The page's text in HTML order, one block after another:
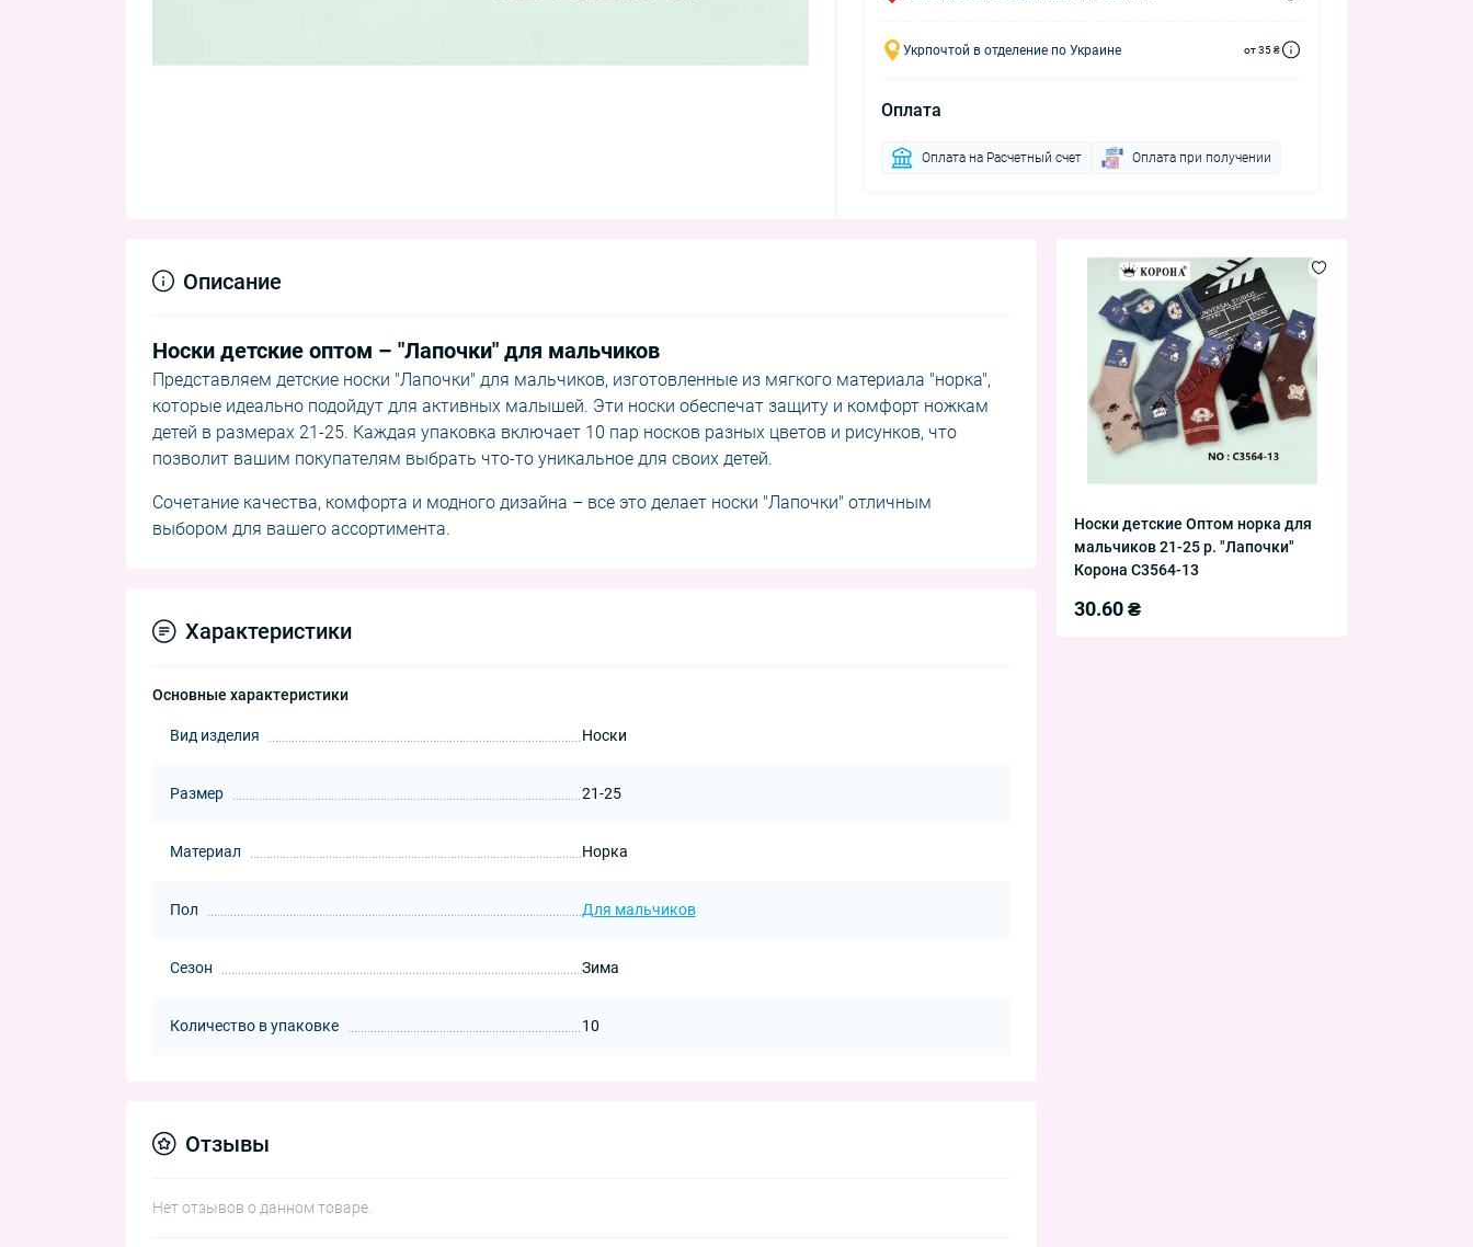
Укрпочтой в отделение по Украине от 35 ₴
Оплата
Оплата на Расчетный счет Оплата при получении
Носки детские Оптом норка для
мальчиков 21-25 р. "Лапочки"
Корона C3564-13
30.60 ₴
Описание
Носки детские оптом – "Лапочки" для мальчиков
Представляем детские носки "Лапочки" для мальчиков, изготовленные из мягкого материала "норка",
которые идеально подойдут для активных малышей. Эти носки обеспечат защиту и комфорт ножкам
детей в размерах 21-25. Каждая упаковка включает 10 пар носков разных цветов и рисунков, что
позволит вашим покупателям выбрать что-то уникальное для своих детей.
Сочетание качества, комфорта и модного дизайна – все это делает носки "Лапочки" отличным
выбором для вашего ассортимента.
Характеристики
Основные характеристики
Вид изделия Носки
Размер 21-25
Материал Норка
Пол Для мальчиков
Сезон Зима
Количество в упаковке 10
Отзывы
Нет отзывов о данном товаре.